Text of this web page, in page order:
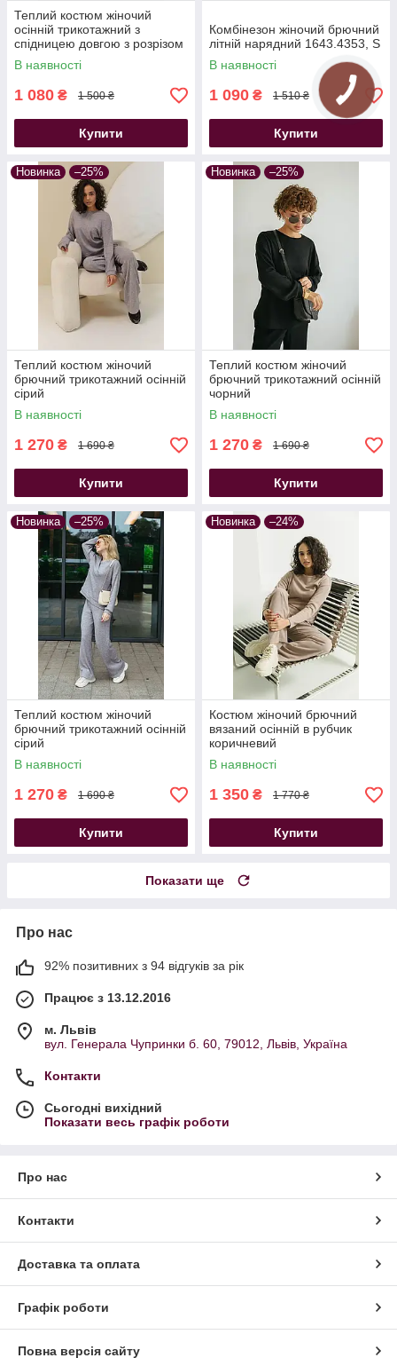
Теплий костюм жіночий
осінній трикотажний з
спідницею довгою з розрізом
бордовий
В наявності
1 080 ₴ 1 500 ₴
Купити
Комбінезон жіночий брючний
літній нарядний 1643.4353, S
В наявності
1 090 ₴ 1 510 ₴
Купити
Новинка –25%
Теплий костюм жіночий
брючний трикотажний осінній
сірий
В наявності
1 270 ₴ 1 690 ₴
Купити
Новинка –25%
Теплий костюм жіночий
брючний трикотажний осінній
чорний
В наявності
1 270 ₴ 1 690 ₴
Купити
Новинка –25%
Теплий костюм жіночий
брючний трикотажний осінній
сірий
В наявності
1 270 ₴ 1 690 ₴
Купити
Новинка –24%
Костюм жіночий брючний
вязаний осінній в рубчик
коричневий
В наявності
1 350 ₴ 1 770 ₴
Купити
Показати ще
Про нас
92% позитивних з 94 відгуків за рік
Працює з 13.12.2016
м. Львів
вул. Генерала Чупринки б. 60, 79012, Львів, Україна
Контакти
Сьогодні вихідний
Показати весь графік роботи
Про нас
Контакти
Доставка та оплата
Графік роботи
Повна версія сайту